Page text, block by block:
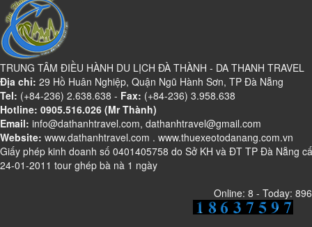
Gia Lai
Hà Giang
Hà Nam
Hà Tĩnh
Hà Tây
Hòa Bình
Hậu Giang
Hải Dương
TRUNG TÂM ĐIỀU HÀNH DU LỊCH ĐÀ THÀNH - DA THANH TRAVEL
Địa chỉ: 29 Hồ Huân Nghiệp, Quận Ngũ Hành Sơn, TP Đà Nẵng
Tel: (+84-236) 2.638.638 - Fax: (+84-236) 3.958.638
Hotline: 0905.516.026 (Mr Thành)
Email: info@dathanhtravel.com, dathanhtravel@gmail.com
Website: www.dathanhtravel.com . www.thuexeotodanang.com.vn
Giấy phép kinh doanh số 0401405758 do Sở KH và ĐT TP Đà Nẵng
24-01-2011 tour ghép bà nà 1 ngày
Online: 8 - Today: 896